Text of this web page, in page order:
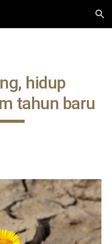
Skip to navigation
hidup
tahun baru